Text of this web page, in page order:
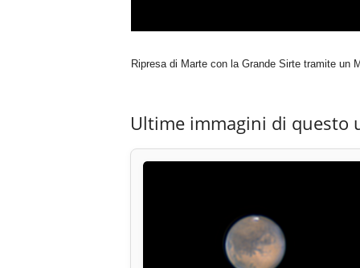
Ripresa di Marte con la Grande Sirte tramite un
Ultime immagini di questo